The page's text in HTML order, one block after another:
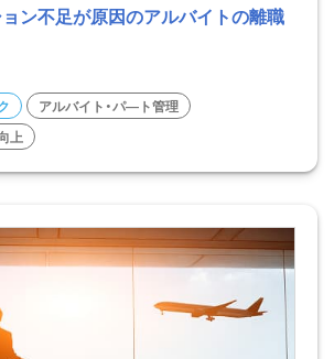
ン不足が原因のアルバイトの離職
アルバイト・パ―ト管理
上